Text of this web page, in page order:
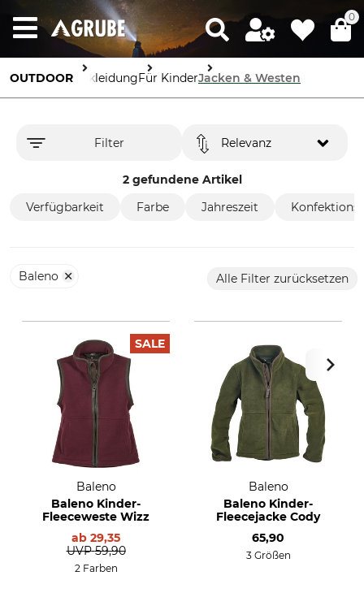
0
OUTDOOR BekleidungFür KinderJacken & Westen
Filter
2 gefundene Artikel
Relevanz
Verfügbarkeit Farbe Jahreszeit
Baleno Alle Filter zurücksetzen
SALE
Baleno
Baleno Kinder-
Fleeceweste Wizz
ab 29,35
UVP 59,90
2 Farben
Baleno
Baleno Kinder-
Fleecejacke Cody
65,90
3 Größen